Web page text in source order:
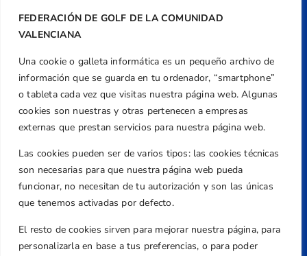
FEDERACIÓN DE GOLF DE LA COMUNIDAD
VALENCIANA
Una cookie o galleta informática es un pequeño archivo de
información que se guarda en tu ordenador, “smartphone”
o tableta cada vez que visitas nuestra página web. Algunas
cookies son nuestras y otras pertenecen a empresas
externas que prestan servicios para nuestra página web.
Las cookies pueden ser de varios tipos: las cookies técnicas
son necesarias para que nuestra página web pueda
funcionar, no necesitan de tu autorización y son las únicas
que tenemos activadas por defecto.
El resto de cookies sirven para mejorar nuestra página, para
personalizarla en base a tus preferencias, o para poder
Dirección
Centre de L´Esport, Carrer d'Isaac Peral i
Caballero, Nº 5, Despachos 2 y 3, 46980,
Valencia
+34 961 367 799
Email
federacion@golfcv.com
Aviso Legal